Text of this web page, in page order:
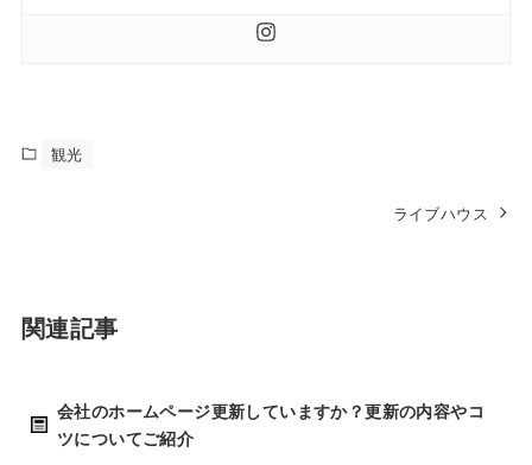
観光
ライブハウス
関連記事
会社のホームページ更新していますか？更新の内容やコ
ツについてご紹介